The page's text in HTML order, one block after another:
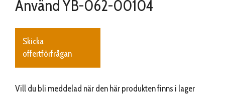
Använd YB-062-00104
Skicka
offertförfrågan
Vill du bli meddelad när den här produkten finns i lager